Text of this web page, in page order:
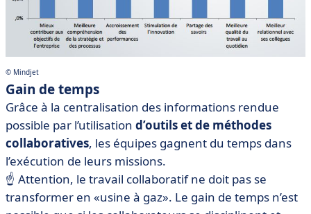
© Mindjet
Gain de temps
Grâce à la centralisation des informations rendue
possible par l’utilisation d’outils et de méthodes
collaboratives, les équipes gagnent du temps dans
l’exécution de leurs missions.
☝️ Attention, le travail collaboratif ne doit pas se
transformer en «usine à gaz». Le gain de temps n’est